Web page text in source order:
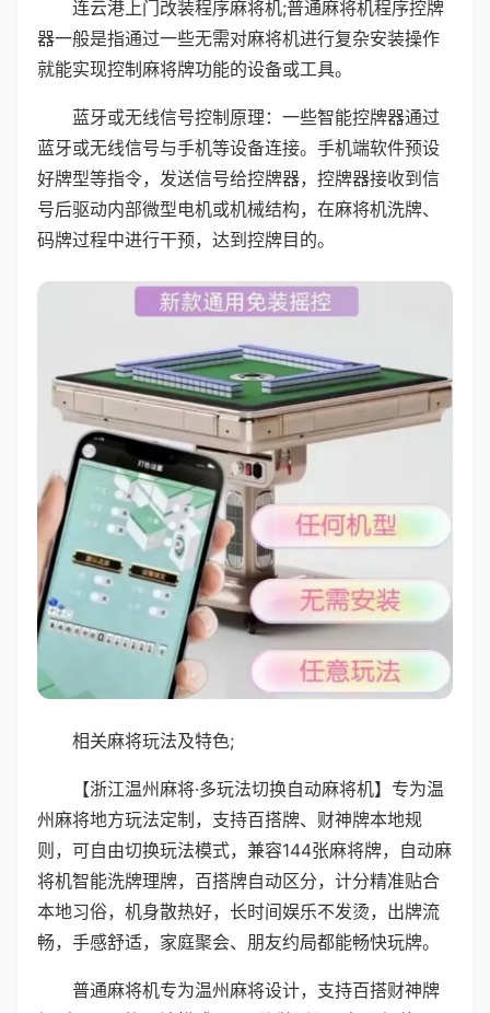
连云港上门改装程序麻将机;普通麻将机程序控牌
器一般是指通过一些无需对麻将机进行复杂安装操作
就能实现控制麻将牌功能的设备或工具。
蓝牙或无线信号控制原理：一些智能控牌器通过
蓝牙或无线信号与手机等设备连接。手机端软件预设
好牌型等指令，发送信号给控牌器，控牌器接收到信
号后驱动内部微型电机或机械结构，在麻将机洗牌、
码牌过程中进行干预，达到控牌目的。
相关麻将玩法及特色;
【浙江温州麻将·多玩法切换自动麻将机】专为温
州麻将地方玩法定制，支持百搭牌、财神牌本地规
则，可自由切换玩法模式，兼容144张麻将牌，自动麻
将机智能洗牌理牌，百搭牌自动区分，计分精准贴合
本地习俗，机身散热好，长时间娱乐不发烫，出牌流
畅，手感舒适，家庭聚会、朋友约局都能畅快玩牌。
普通麻将机专为温州麻将设计，支持百搭财神牌